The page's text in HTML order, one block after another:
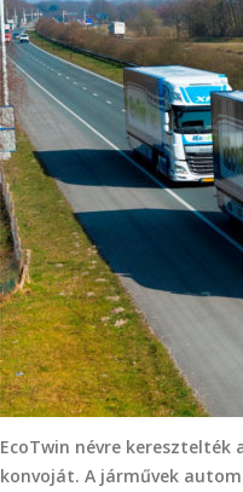
EcoTwin névre keresztelték
konvoját. A járművek